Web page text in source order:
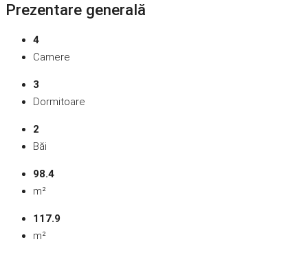
Prezentare generală
4
Camere
3
Dormitoare
2
Băi
98.4
m²
117.9
m²